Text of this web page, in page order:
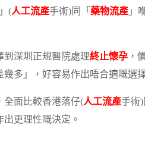
(人工流產手術)同「 藥物流產 」
到深圳正規醫院處理終止懷孕 ，
多」，好容易作出唔合適嘅選
全面比較香港落仔(人工流產手術)
更理性嘅決定。